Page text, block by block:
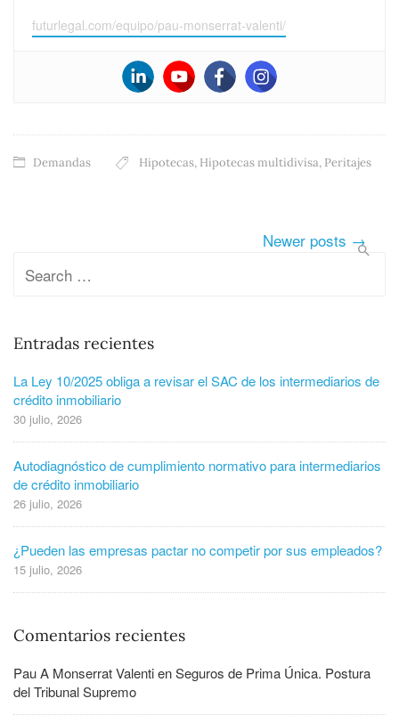
futurlegal.com/equipo/pau-monserrat-valenti/
Demandas Hipotecas, Hipotecas multidivisa, Peritajes
Newer posts →
Entradas recientes
La Ley 10/2025 obliga a revisar el SAC de los intermediarios de
crédito inmobiliario
30 julio, 2026
Autodiagnóstico de cumplimiento normativo para intermediarios
de crédito inmobiliario
26 julio, 2026
¿Pueden las empresas pactar no competir por sus empleados?
15 julio, 2026
Comentarios recientes
Pau A Monserrat ValentienSeguros de Prima Única. Postura
del Tribunal Supremo